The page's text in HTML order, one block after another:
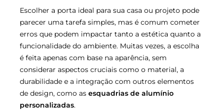
Escolher a porta ideal para sua casa ou projeto pode
parecer uma tarefa simples, mas é comum cometer
erros que podem impactar tanto a estética quanto a
funcionalidade do ambiente. Muitas vezes, a escolha
é feita apenas com base na aparência, sem
considerar aspectos cruciais como o material, a
durabilidade e a integração com outros elementos
de design, como as esquadrias de alumínio
personalizadas.